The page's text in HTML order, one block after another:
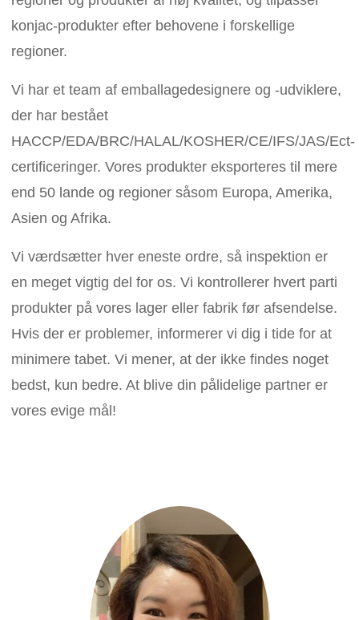
konjac-produkter efter behovene i forskellige
regioner.
Vi har et team af emballagedesignere og -udviklere,
der har bestået
HACCP/EDA/BRC/HALAL/KOSHER/CE/IFS/JAS/Ect-
certificeringer. Vores produkter eksporteres til mere
end 50 lande og regioner såsom Europa, Amerika,
Asien og Afrika.
Vi værdsætter hver eneste ordre, så inspektion er
en meget vigtig del for os. Vi kontrollerer hvert parti
produkter på vores lager eller fabrik før afsendelse.
Hvis der er problemer, informerer vi dig i tide for at
minimere tabet. Vi mener, at der ikke findes noget
bedst, kun bedre. At blive din pålidelige partner er
vores evige mål!